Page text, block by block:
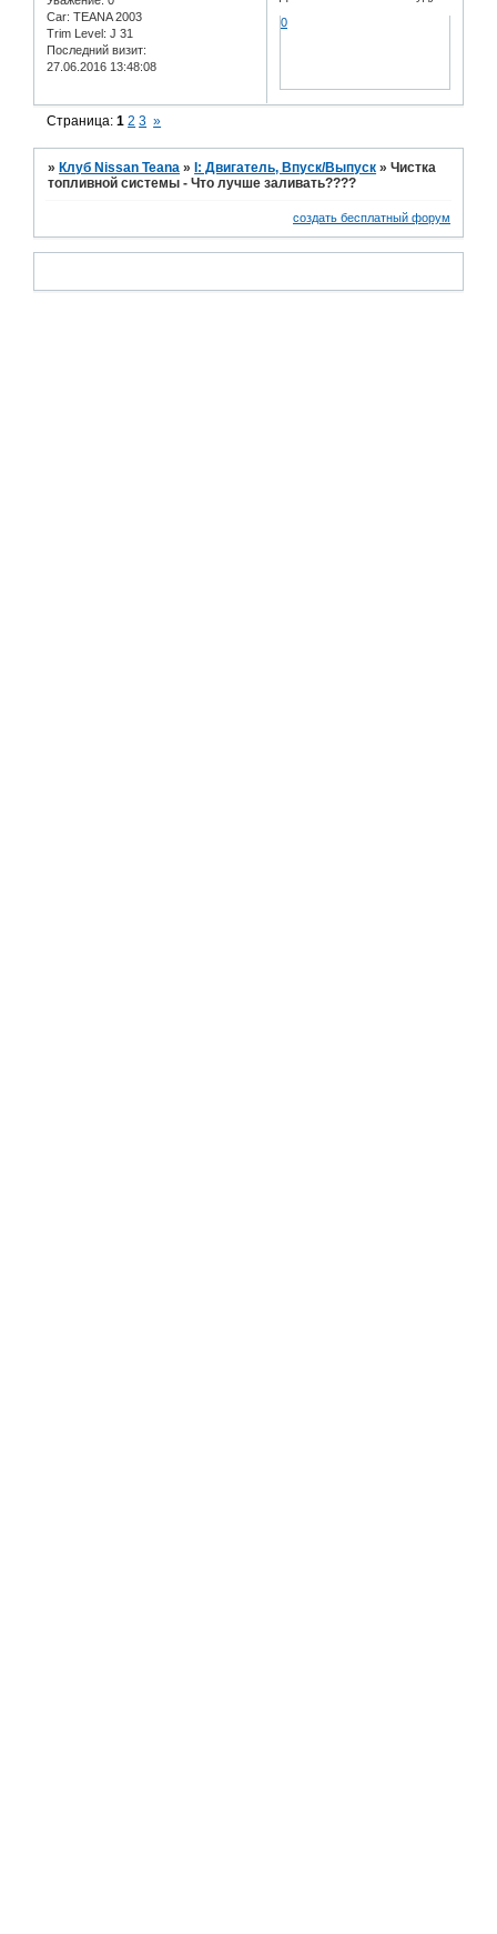
Car: TEANA 2003
Trim Level: J 31
Последний визит:
27.06.2016 13:48:08
0
Страница:1 2 3 »
» Клуб Nissan Teana » I: Двигатель, Впуск/Выпуск »Чистка
топливной системы - Что лучше заливать????
создать бесплатный форум